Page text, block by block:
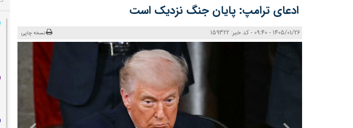
ادعای ترامپ: پایان جنگ نزدیک است
1405/01/26 - 09:40 - کد خبر: 159322 نسخه چاپی